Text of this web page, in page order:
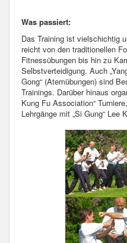
Was passiert:
Das Training ist vielschichtig
reicht von den traditionellen
Fitnessübungen bis hin zu
Selbstverteidigung. Auch
Gong“ (Atemübungen) sind
Trainings. Darüber hinaus
Kung Fu Association“
Lehrgänge mit „Si Gung“ Lee